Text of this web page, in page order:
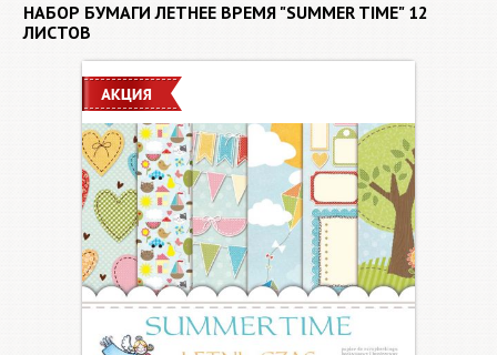
НАБОР БУМАГИ ЛЕТНЕЕ ВРЕМЯ "SUMMER TIME" 12
ЛИСТОВ